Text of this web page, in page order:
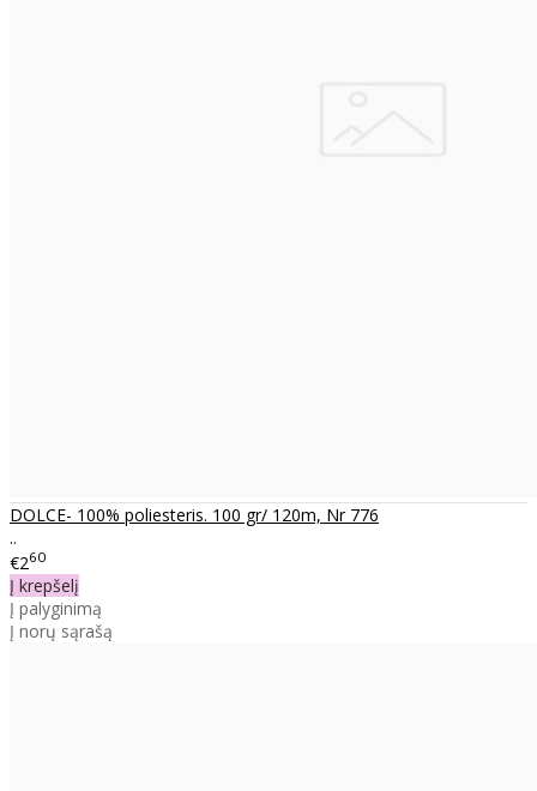
DOLCE- 100% poliesteris. 100 gr/ 120m, Nr 776
..
€260
Į krepšelį
Į palyginimą
Į norų sąrašą